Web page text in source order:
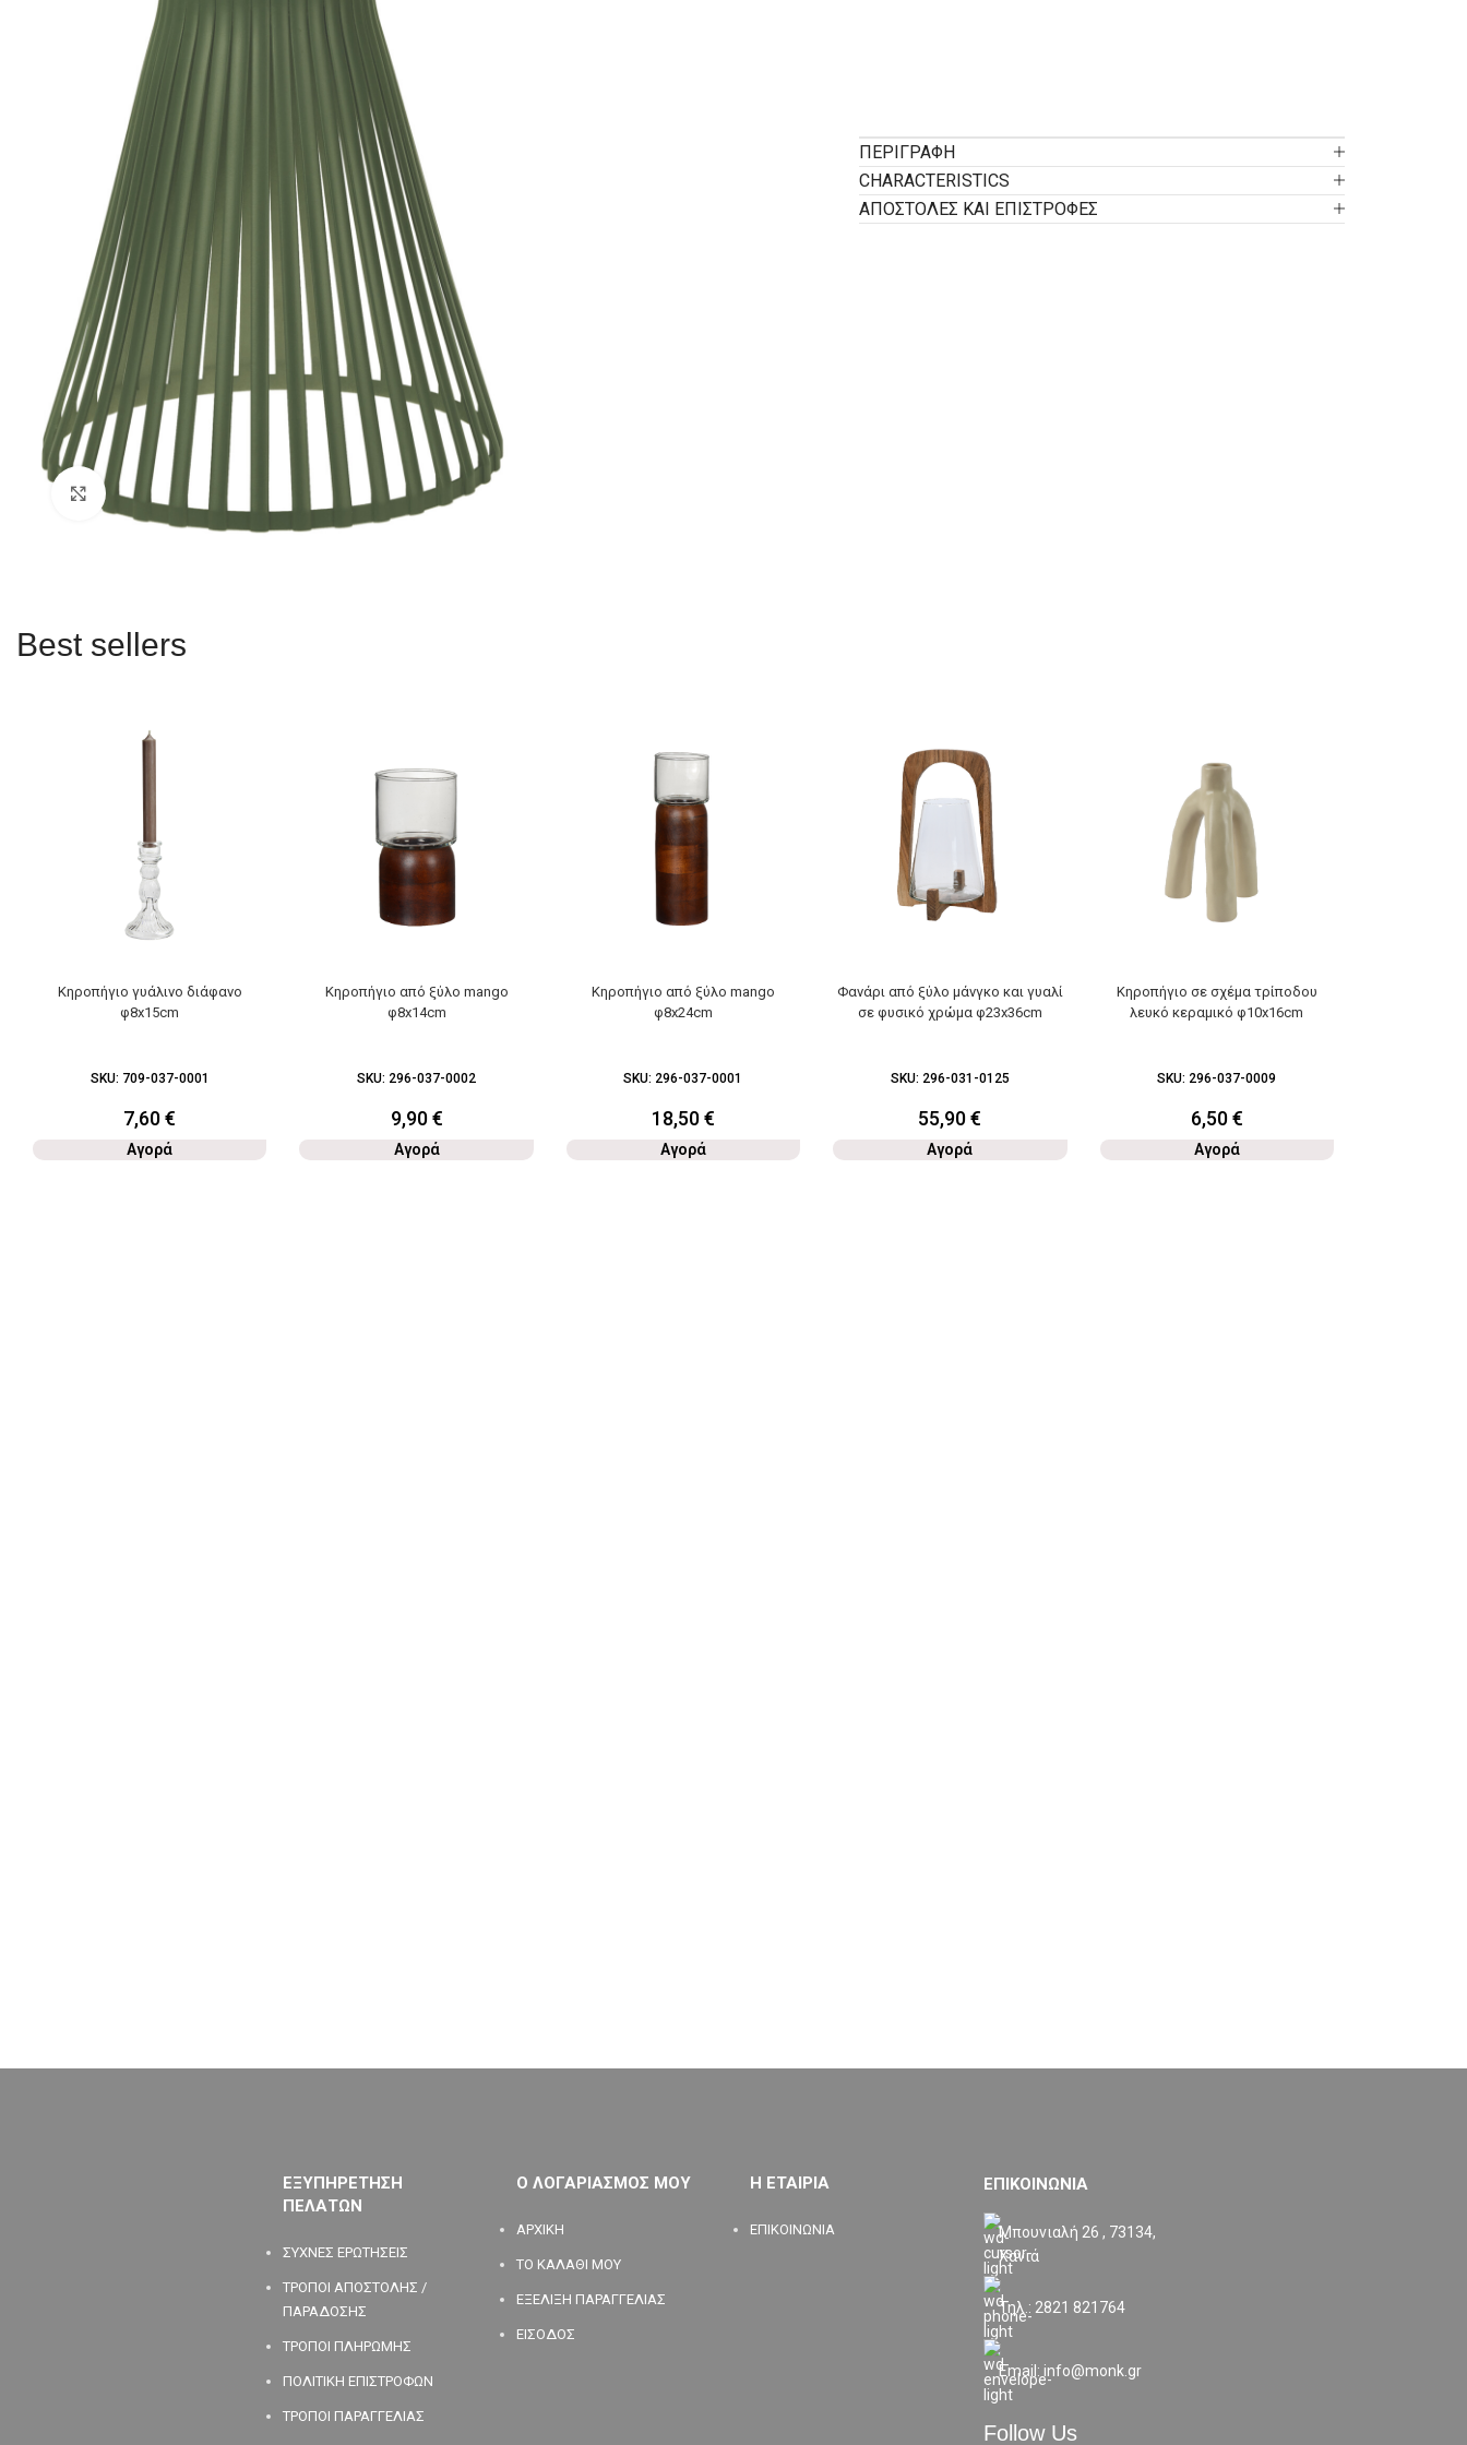
Click to enlarge
ΠΕΡΙΓΡΑΦΉ
CHARACTERISTICS
ΑΠΟΣΤΟΛΕΣ ΚΑΙ ΕΠΙΣΤΡΟΦΕΣ
Best sellers
Κηροπήγιο γυάλινο διάφανο
φ8x15cm
SKU: 709-037-0001
7,60€
Αγορά
Κηροπήγιο από ξύλο mango
φ8x14cm
SKU: 296-037-0002
9,90€
Αγορά
Κηροπήγιο από ξύλο mango
φ8x24cm
SKU: 296-037-0001
18,50€
Αγορά
Φανάρι από ξύλο μάνγκο και γυαλί
σε φυσικό χρώμα φ23x36cm
SKU: 296-031-0125
55,90€
Αγορά
Κηροπήγιο σε σχέμα τρίποδου
λευκό κεραμικό φ10x16cm
SKU: 296-037-0009
6,50€
Αγορά
ΕΞΥΠΗΡΕΤΗΣΗ
ΠΕΛΑΤΩΝ
ΣΥΧΝΕΣ ΕΡΩΤΗΣΕΙΣ
ΤΡΟΠΟΙ ΑΠΟΣΤΟΛΗΣ /
ΠΑΡΑΔΟΣΗΣ
ΤΡΟΠΟΙ ΠΛΗΡΩΜΗΣ
ΠΟΛΙΤΙΚΗ ΕΠΙΣΤΡΟΦΩΝ
ΤΡΟΠΟΙ ΠΑΡΑΓΓΕΛΙΑΣ
Ο ΛΟΓΑΡΙΑΣΜΟΣ ΜΟΥ
ΑΡΧΙΚΗ
ΤΟ ΚΑΛΑΘΙ ΜΟΥ
ΕΞΕΛΙΞΗ ΠΑΡΑΓΓΕΛΙΑΣ
ΕΙΣΟΔΟΣ
Η ΕΤΑΙΡΙΑ
ΕΠΙΚΟΙΝΩΝΙΑ
ΕΠΙΚΟΙΝΩΝΙΑ
Μπουνιαλή 26 , 73134,
Χανιά
Τηλ.: 2821 821764
Email: info@monk.gr
Follow Us